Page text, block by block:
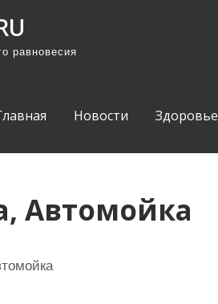
равновесия
Новости Здоровье
Автомойка